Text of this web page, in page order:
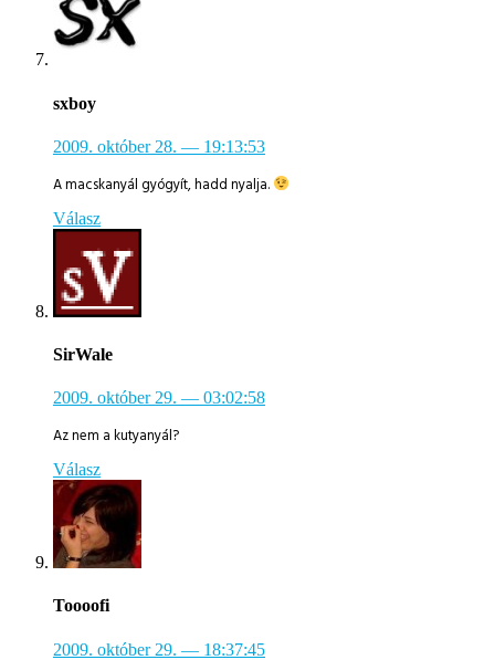
sxboy
2009. október 28. — 19:13:53
A macskanyál gyógyít, hadd nyalja.
Válasz
SirWale
2009. október 29. — 03:02:58
Az nem a kutyanyál?
Válasz
Toooofi
2009. október 29. — 18:37:45